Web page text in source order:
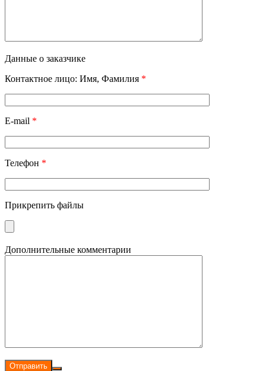
Данные о заказчике
Контактное лицо: Имя, Фамилия *
E-mail *
Телефон *
Прикрепить файлы
Дополнительные комментарии
Отправить